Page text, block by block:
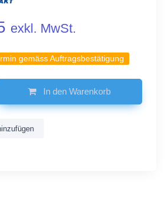
exkl. MwSt.
gemäss Auftragsbestätigung
In den Warenkorb